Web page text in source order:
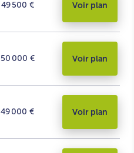
49 500 € Voir plan
50 000 € Voir plan
49 000 € Voir plan